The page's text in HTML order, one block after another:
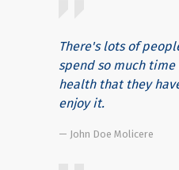
There's lots of
spend so much
health that they
enjoy it.
— John Doe Molicere